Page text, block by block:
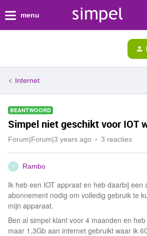
menu
Internet
BEANTWOORD
Simpel niet geschikt voor IOT
Forum|Forum|3 years ago 3 reacties
R Rambo
Ik heb een IOT appraat en heb daarbij een
abonnement nodig om volledig gebruik te
mijn apparaat.
Ben al simpel klant voor 4 maanden en
maar 1,3Gb aan internet gebruikt waar ik